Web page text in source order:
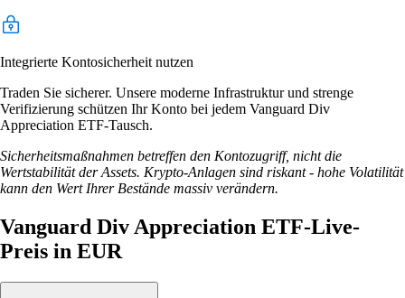
Integrierte Kontosicherheit nutzen
Traden Sie sicherer. Unsere moderne Infrastruktur und strenge
Verifizierung schützen Ihr Konto bei jedem Vanguard Div
Appreciation ETF-Tausch.
Sicherheitsmaßnahmen betreffen den Kontozugriff, nicht die
Wertstabilität der Assets. Krypto-Anlagen sind riskant - hohe Volatilität
kann den Wert Ihrer Bestände massiv verändern.
Vanguard Div Appreciation ETF-Live-
Preis in EUR